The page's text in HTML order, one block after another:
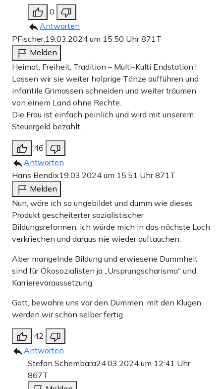
0
Antworten
PFischer, 19.03.2024 um 15:50 Uhr871T
Melden
Heimat, Freiheit, Tradition – Multi-Kulti Endstation !
Lassen wir sie weiter holprige Tänze aufführen und
infantile Grimassen schneiden und weiter träumen
von einem Land ohne Rechte.
Die Frau ist einfach peinlich und wird mit unserem
Steuergeld bezahlt.
46
Antworten
Hans Bendix19.03.2024 um 15:51 Uhr871T
Melden
Nun, wäre ich so ungebildet und dumm wie dieses
Produkt gescheiterter sozialistischer
Bildungsreformen, ich würde mich in das nächste Loch
verkriechen und daraus nie wieder auftauchen.
Aber mangelnde Bildung und erwiesene Dummheit
sind für Ökosozialisten ja „Ursprungscharisma“ und
Karrierevoraussetzung.
Gott, bewahre uns vor den Dummen, mit den Klugen
werden wir schon selber fertig.
42
Antworten
Stefan Schembara24.03.2024 um 12:41 Uhr
867T